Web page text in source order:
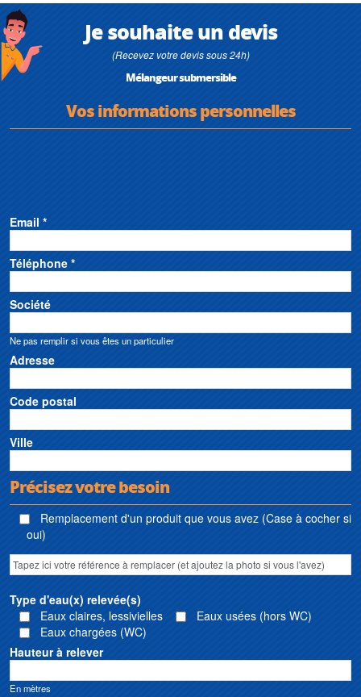
Je souhaite un devis
(Recevez votre devis sous 24h)
Mélangeur submersible
Vos informations personnelles
Email *
Téléphone *
Société
Ne pas remplir si vous êtes un particulier
Adresse
Code postal
Ville
Précisez votre besoin
Remplacement d'un produit que vous avez (Case à cocher si
oui)
Type d'eau(x) relevée(s)
Eaux claires, lessivielles
Eaux usées (hors WC)
Eaux chargées (WC)
Hauteur à relever
En mètres